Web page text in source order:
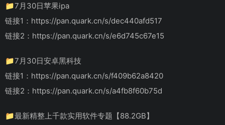
📁7月30日苹果ipa
链接1：https://pan.quark.cn/s/dec440afd517
链接2：https://pan.quark.cn/s/e6d745c67e15
📁7月30日安卓黑科技
链接1：https://pan.quark.cn/s/f409b62a8420
链接2：https://pan.quark.cn/s/a4fb8f60b75d
📁最新精整上千款实用软件专题【88.2GB】